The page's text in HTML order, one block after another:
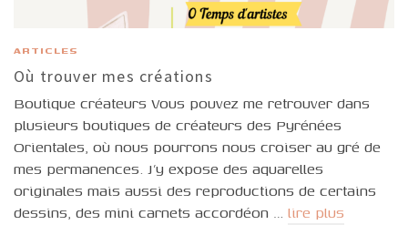
ARTICLES
Où trouver mes créations
Boutique créateurs Vous pouvez me retrouver dans
plusieurs boutiques de créateurs des Pyrénées
Orientales, où nous pourrons nous croiser au gré de
mes permanences. J’y expose des aquarelles
originales mais aussi des reproductions de certains
dessins, des mini carnets accordéon … lire plus